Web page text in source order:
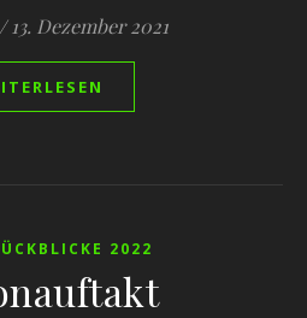
/ 13. Dezember 2021
2022